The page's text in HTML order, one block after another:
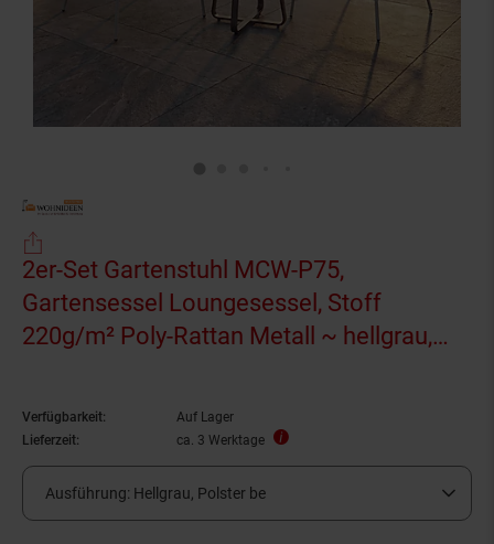
2er-Set Gartenstuhl MCW-P75,
Gartensessel Loungesessel, Stoff
220g/m² Poly-Rattan Metall ~ hellgrau,
Verfügbarkeit:
Auf Lager
Lieferzeit:
ca. 3 Werktage
Ausführung: Hellgrau, Polster be